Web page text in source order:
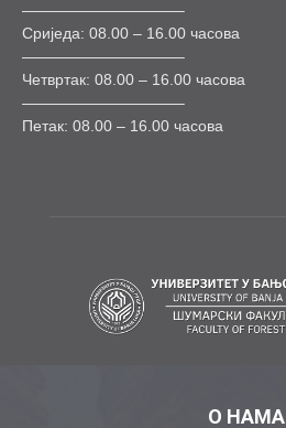
——————————–
Сриједа: 08.00 – 16.00 часова
——————————–
Четвртак: 08.00 – 16.00 часова
——————————–
Петак: 08.00 – 16.00 часова
О НАМА